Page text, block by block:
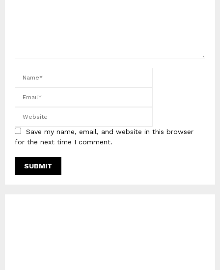
Save my name, email, and website in this browser
for the next time I comment.